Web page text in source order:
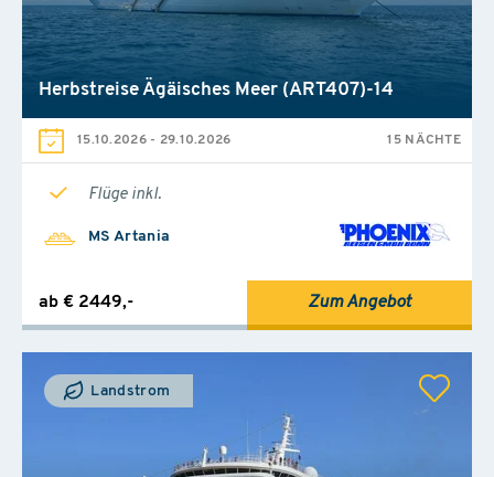
Herbstreise Ägäisches Meer (ART407)-14
15.10.2026- 29.10.2026 15 NÄCHTE
Flüge inkl.
MS Artania
ab € 2449,- Zum Angebot
Landstrom